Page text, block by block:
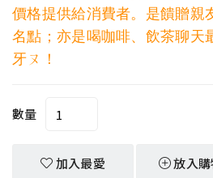
價格提供給消費者。是饋贈親
名點；亦是喝咖啡、飲茶聊天
牙ㄡ！
數量
加入最愛 放入